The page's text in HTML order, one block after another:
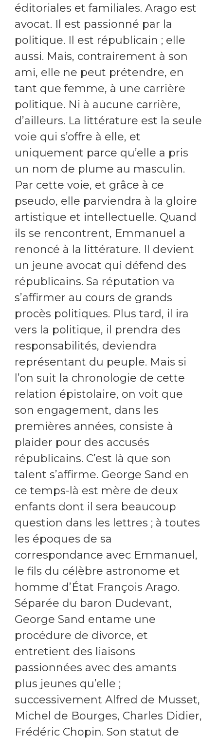
éditoriales et familiales. Arago est
avocat. Il est passionné par la
politique. Il est républicain ; elle
aussi. Mais, contrairement à son
ami, elle ne peut prétendre, en
tant que femme, à une carrière
politique. Ni à aucune carrière,
d’ailleurs. La littérature est la seule
voie qui s’offre à elle, et
uniquement parce qu’elle a pris
un nom de plume au masculin.
Par cette voie, et grâce à ce
pseudo, elle parviendra à la gloire
artistique et intellectuelle. Quand
ils se rencontrent, Emmanuel a
renoncé à la littérature. Il devient
un jeune avocat qui défend des
républicains. Sa réputation va
s’affirmer au cours de grands
procès politiques. Plus tard, il ira
vers la politique, il prendra des
responsabilités, deviendra
représentant du peuple. Mais si
l’on suit la chronologie de cette
relation épistolaire, on voit que
son engagement, dans les
premières années, consiste à
plaider pour des accusés
républicains. C’est là que son
talent s’affirme. George Sand en
ce temps-là est mère de deux
enfants dont il sera beaucoup
question dans les lettres ; à toutes
les époques de sa
correspondance avec Emmanuel,
le fils du célèbre astronome et
homme d’État François Arago.
Séparée du baron Dudevant,
George Sand entame une
procédure de divorce, et
entretient des liaisons
passionnées avec des amants
plus jeunes qu’elle ;
successivement Alfred de Musset,
Michel de Bourges, Charles Didier,
Frédéric Chopin. Son statut de